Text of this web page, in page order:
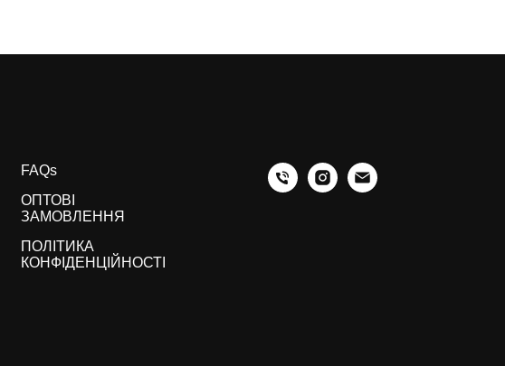
FAQs
ОПТОВІ
ЗАМОВЛЕННЯ
ПОЛІТИКА
КОНФІДЕНЦІЙНОСТІ